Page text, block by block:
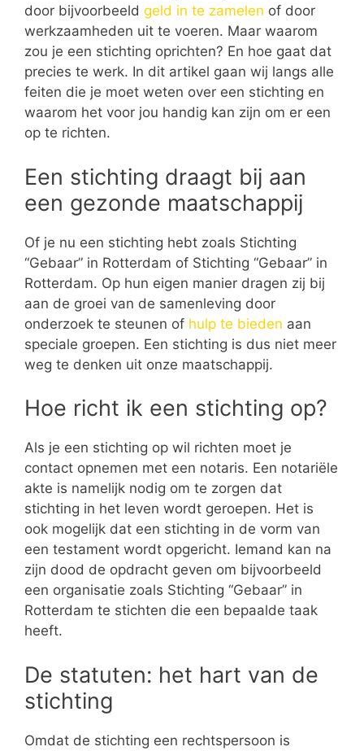
door bijvoorbeeld geld in te zamelen of door
werkzaamheden uit te voeren. Maar waarom
zou je een stichting oprichten? En hoe gaat dat
precies te werk. In dit artikel gaan wij langs alle
feiten die je moet weten over een stichting en
waarom het voor jou handig kan zijn om er een
op te richten.
Een stichting draagt bij aan
een gezonde maatschappij
Of je nu een stichting hebt zoals Stichting
“Gebaar” in Rotterdam of Stichting “Gebaar” in
Rotterdam. Op hun eigen manier dragen zij bij
aan de groei van de samenleving door
onderzoek te steunen of hulp te bieden aan
speciale groepen. Een stichting is dus niet meer
weg te denken uit onze maatschappij.
Hoe richt ik een stichting op?
Als je een stichting op wil richten moet je
contact opnemen met een notaris. Een notariële
akte is namelijk nodig om te zorgen dat
stichting in het leven wordt geroepen. Het is
ook mogelijk dat een stichting in de vorm van
een testament wordt opgericht. Iemand kan na
zijn dood de opdracht geven om bijvoorbeeld
een organisatie zoals Stichting “Gebaar” in
Rotterdam te stichten die een bepaalde taak
heeft.
De statuten: het hart van de
stichting
Omdat de stichting een rechtspersoon is